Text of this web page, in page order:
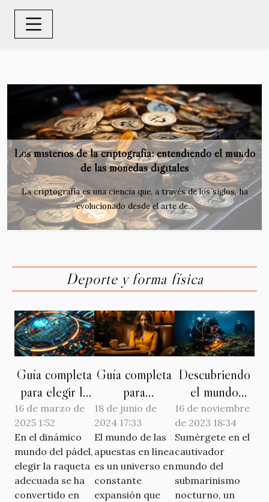
Los misterios de la criptografía: entendiendo el mundo
de las monedas digitales
La criptografía es una ciencia que, a través de los siglos, ha
evolucionado desde el arte de...
Previous Next
Deporte y forma física
Guía completa
para elegir la
raqueta de
pádel perfecta
en 2025
16 de marzo de
2025 1:52
En el dinámico
mundo del pádel,
elegir la raqueta
adecuada se ha
convertido en
Guía completa
para
principiantes
sobre cómo
empezar a
apostar en
sitios nuevos
18 de junio de
2024 17:33
El mundo de las
apuestas en línea
es un universo en
constante
expansión que
Descubriendo
el mundo
secreto del
submarinismo
nocturno
16 de noviembre
de 2023 18:34
Sumérgete en el
cautivador
mundo del
submarinismo
nocturno, un